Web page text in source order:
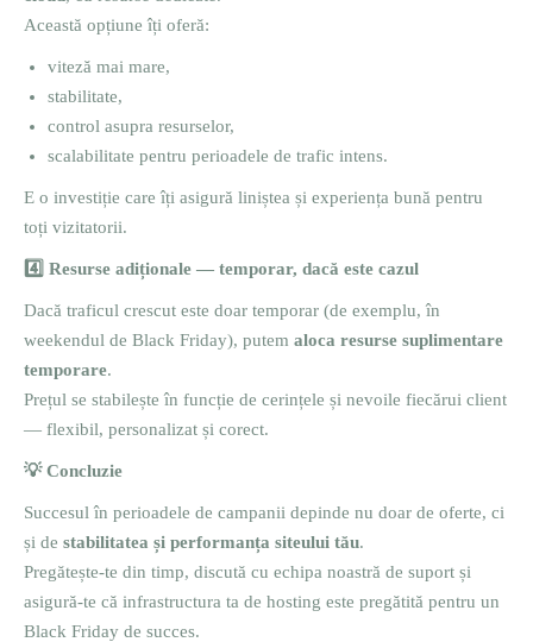
Această opțiune îți oferă:
viteză mai mare,
stabilitate,
control asupra resurselor,
scalabilitate pentru perioadele de trafic intens.
E o investiție care îți asigură liniștea și experiența bună pentru
toți vizitatorii.
4️ Resurse adiționale — temporar, dacă este cazul
Dacă traficul crescut este doar temporar (de exemplu, în
weekendul de Black Friday), putem aloca resurse suplimentare
temporare.
Prețul se stabilește în funcție de cerințele și nevoile fiecărui client
— flexibil, personalizat și corect.
💡Concluzie
Succesul în perioadele de campanii depinde nu doar de oferte, ci
și de stabilitatea și performanța siteului tău.
Pregătește-te din timp, discută cu echipa noastră de suport și
asigură-te că infrastructura ta de hosting este pregătită pentru un
Black Friday de succes.